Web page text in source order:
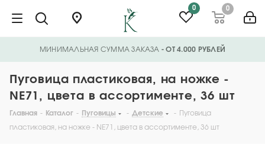
0 0
МИНИМАЛЬНАЯ СУММА ЗАКАЗА - ОТ 4.000 РУБЛЕЙ
Пуговица пластиковая, на ножке -
NE71, цвета в ассортименте, 36 шт
Главная - Каталог - Пуговицы - Детские - Пуговица
пластиковая, на ножке - NE71, цвета в ассортименте, 36 шт